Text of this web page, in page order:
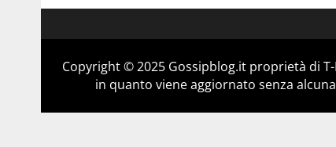
Copyright © 2025 Gossipblog.it proprietà di
in quanto viene aggiornato senza